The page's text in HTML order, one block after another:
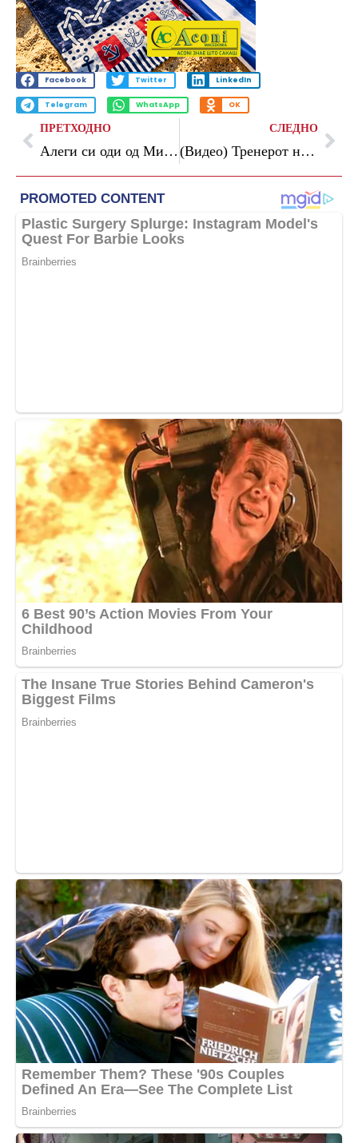
Facebook Twitter LinkedIn
Telegram WhatsApp OK
ПРЕТХОДНО
Алеги си оди од Милан, се скарал со Ибрахимовиќ
СЛЕДНО
(Видео) Тренерот на Хартс, откако Селтик во 99-та минута доби пенал за победа: Ова е одвратно